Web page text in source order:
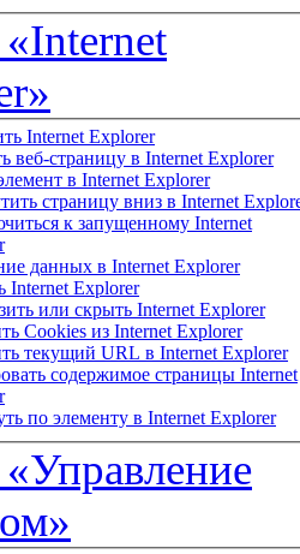
«Internet
Internet Explorer
веб-страницу в Internet Explorer
в Internet Explorer
страницу вниз в Internet
к запущенному Internet
данных в Internet Explorer
Internet Explorer
или скрыть Internet Explorer
Cookies из Internet Explorer
текущий URL в Internet Explorer
содержимое страницы Internet
по элементу в Internet Explorer
«Управление